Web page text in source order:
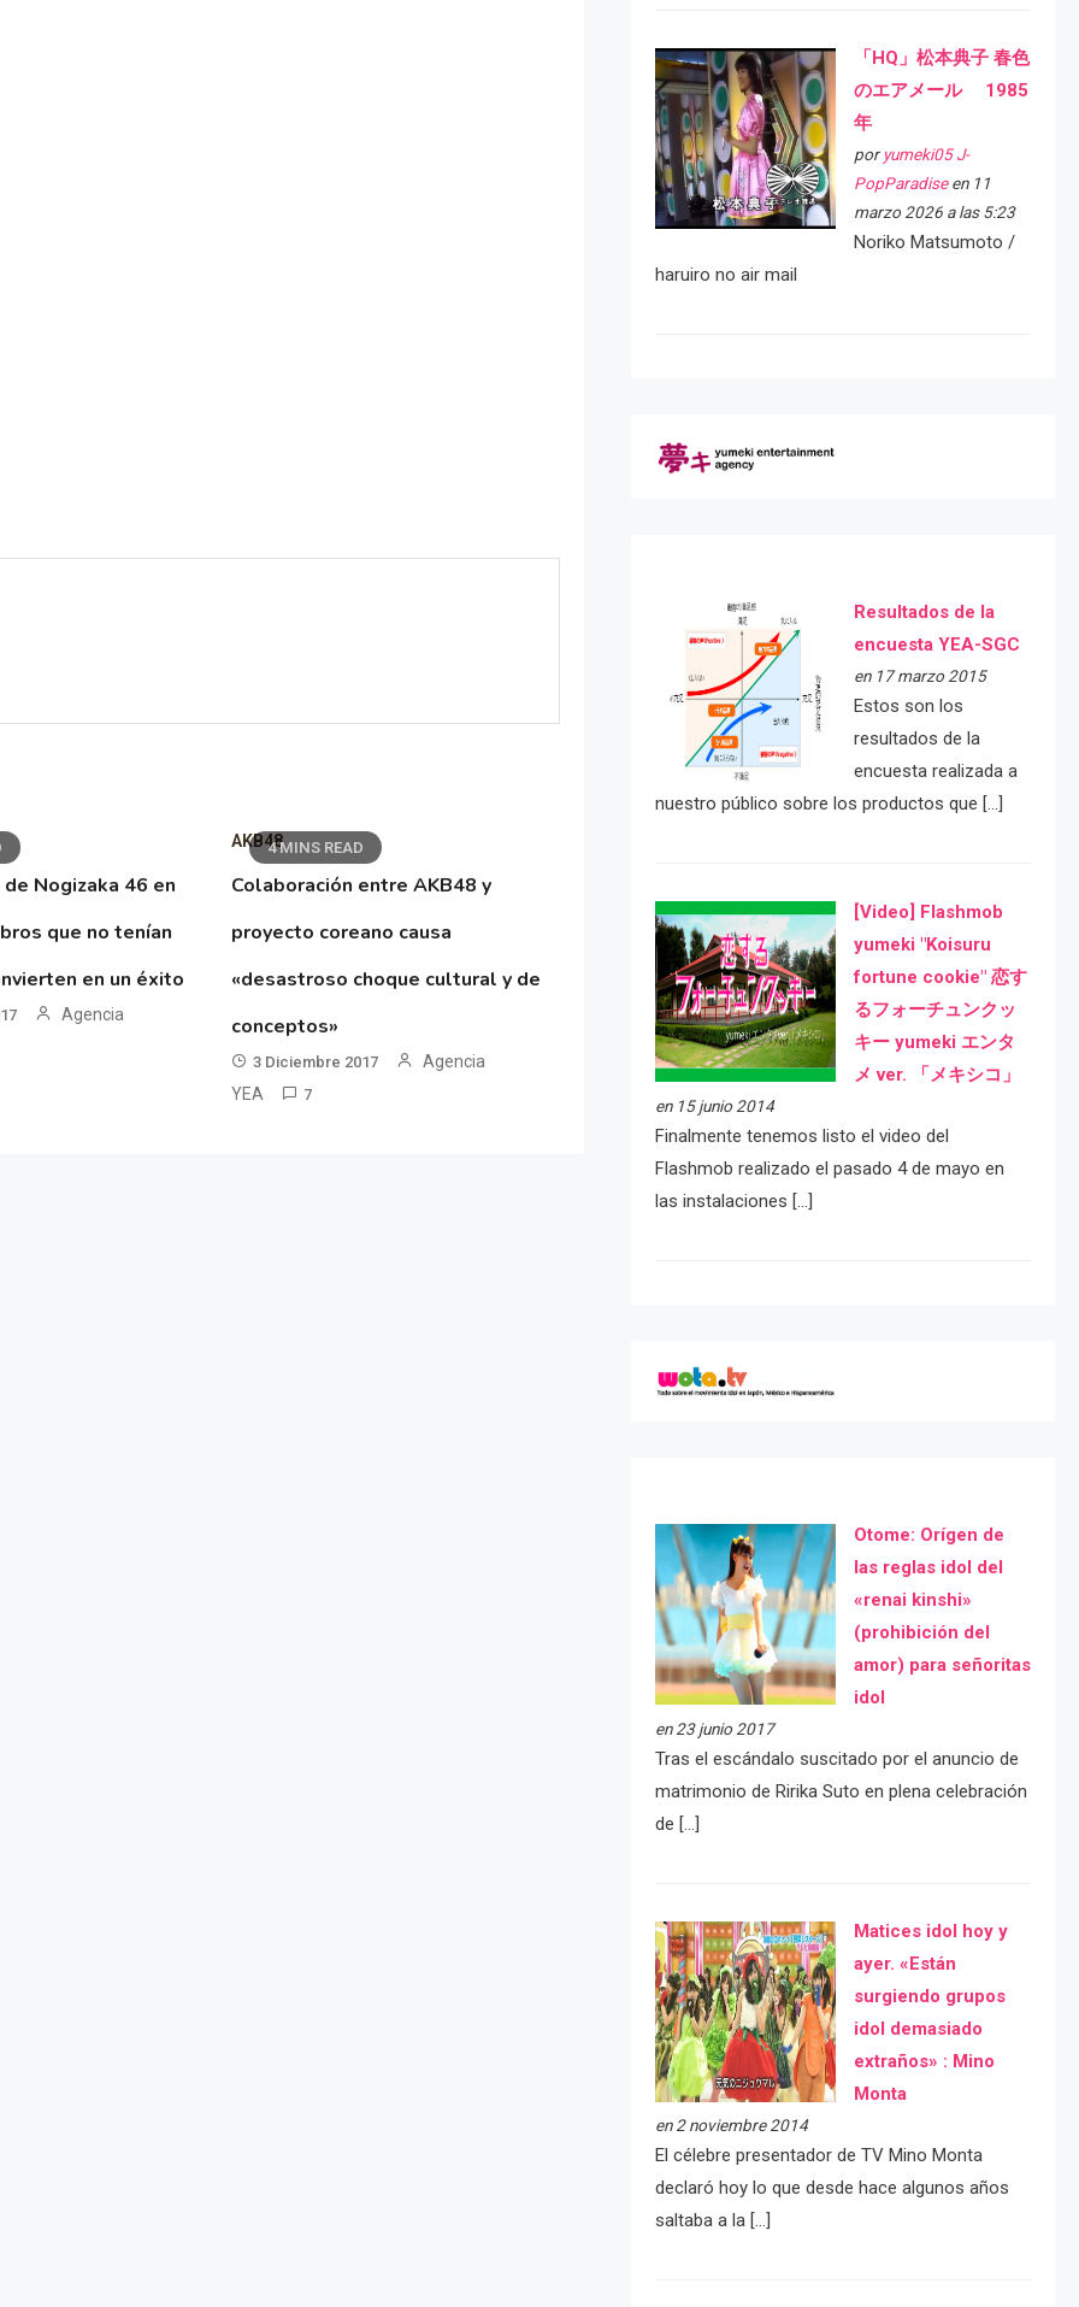
Nogizaka 46 en
que no tenían
en un éxito
Agencia
4 MINS READ
AKB48
Colaboración entre AKB48 y
proyecto coreano causa
«desastroso choque cultural y de
conceptos»
3 Diciembre 2017
Agencia
YEA
7
「HQ」松本典子 春色
のエアメール 1985
年
por yumeki05 J-
PopParadiseen 11
marzo 2026 a las 5:23
Noriko Matsumoto /
haruiro no air mail
Resultados de la
encuesta YEA-SGC
en 17 marzo 2015
Estos son los
resultados de la
encuesta realizada a
nuestro público sobre los productos que […]
[Video] Flashmob
yumeki "Koisuru
fortune cookie" 恋す
るフォーチュンクッ
キー yumeki エンタ
メ ver. 「メキシコ」
en 15 junio 2014
Finalmente tenemos listo el video del
Flashmob realizado el pasado 4 de mayo en
las instalaciones […]
Otome: Orígen de
las reglas idol del
«renai kinshi»
(prohibición del
amor) para señoritas
idol
en 23 junio 2017
Tras el escándalo suscitado por el anuncio de
matrimonio de Ririka Suto en plena celebración
de […]
Matices idol hoy y
ayer. «Están
surgiendo grupos
idol demasiado
extraños» : Mino
Monta
en 2 noviembre 2014
El célebre presentador de TV Mino Monta
declaró hoy lo que desde hace algunos años
saltaba a la […]